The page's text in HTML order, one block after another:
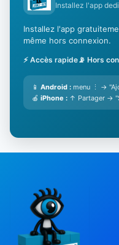
Installez l'app
Installez l'app
même hors connexion.
⚡ Accès rapide📡 Hors
📱 Android : menu ⋮ →
🍎 iPhone : ↑ Partager →